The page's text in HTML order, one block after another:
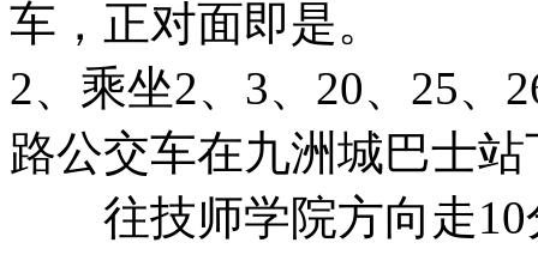
车，正对面即是。
2、乘坐2、3、20、25、
路公交车在九洲城巴士站
往技师学院方向走10